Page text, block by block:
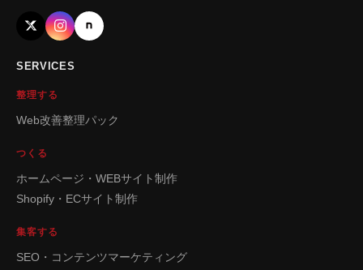
SERVICES
整理する
Web改善整理パック
つくる
ホームページ・WEBサイト制作
Shopify・ECサイト制作
集客する
SEO・コンテンツマーケティング